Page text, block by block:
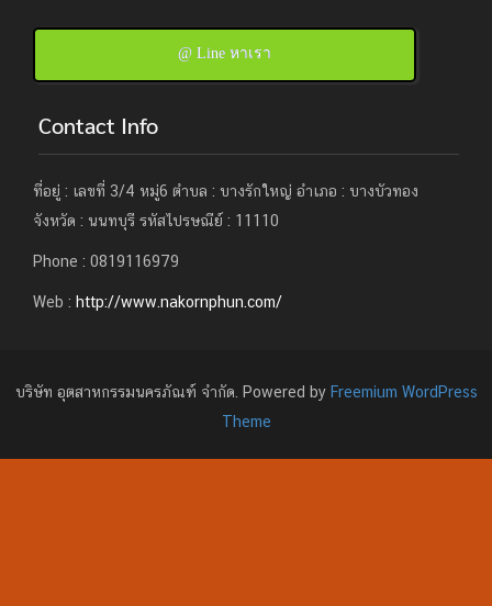
@ Line หาเรา
Contact Info
ที่อยู่ : เลขที่ 3/4 หมู่6 ตำบล : บางรักใหญ่ อำเภอ : บางบัวทอง
จังหวัด : นนทบุรี รหัสไปรษณีย์ : 11110
Phone : 0819116979
Web : http://www.nakornphun.com/
บริษัท อุตสาหกรรมนครภัณฑ์ จำกัด. Powered by Freemium WordPress
Theme